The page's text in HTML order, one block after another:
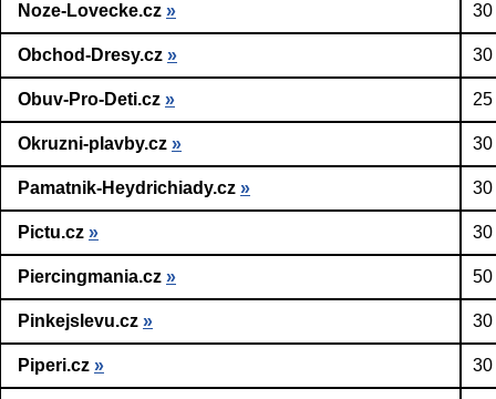
Noze-Lovecke.cz » 30
Obchod-Dresy.cz » 30
Obuv-Pro-Deti.cz »
Okruzni-plavby.cz » 30
Pamatnik-Heydrichiady.cz » 30
Pictu.cz » 30
Piercingmania.cz » 50
Pinkejslevu.cz » 30
Piperi.cz » 30